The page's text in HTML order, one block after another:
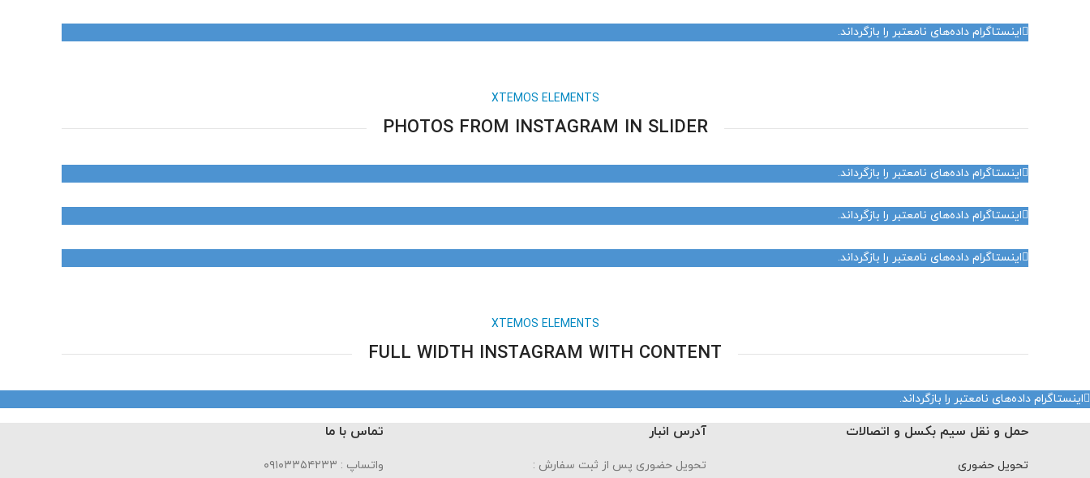
اینستاگرام داده‌های نامعتبر را بازگرداند.
XTEMOS ELEMENTS
PHOTOS FROM INSTAGRAM IN SLIDER
اینستاگرام داده‌های نامعتبر را بازگرداند.
اینستاگرام داده‌های نامعتبر را بازگرداند.
اینستاگرام داده‌های نامعتبر را بازگرداند.
XTEMOS ELEMENTS
FULL WIDTH INSTAGRAM WITH CONTENT
اینستاگرام داده‌های نامعتبر را بازگرداند.
حمل و نقل سیم بکسل و اتصالات
تحویل حضوری
آدرس انبار
تحویل حضوری پس از ثبت سفارش :
تماس با ما
واتساپ : ۰۹۱۰۳۳۵۴۲۳۳